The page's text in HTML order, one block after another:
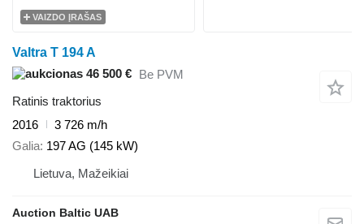
VAIZDO ĮRAŠAS
Valtra T 194 A
46 500 € Be PVM
Ratinis traktorius
2016
3 726 m/h
Galia 197 AG (145 kW)
Lietuva, Mažeikiai
Auction Baltic UAB